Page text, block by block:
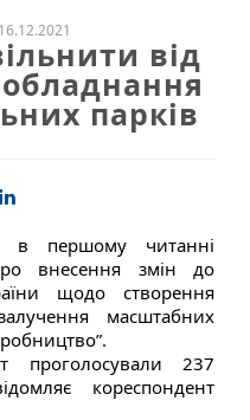
від
парків
в першому читанні
внесення змін до
щодо створення
масштабних
проголосували 237
кореспондент